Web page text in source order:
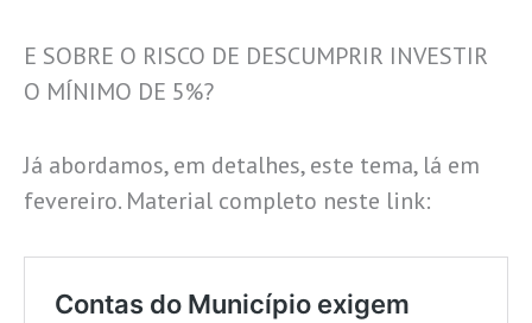
E SOBRE O RISCO DE DESCUMPRIR INVESTIR
O MÍNIMO DE 5%?
Já abordamos, em detalhes, este tema, lá em
fevereiro. Material completo neste link: